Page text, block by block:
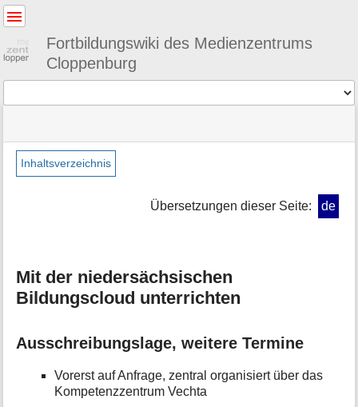
Fortbildungswiki des Medienzentrums
Cloppenburg
befinden
sich
hier:
»
didaktik
»
Seiten-
Werkzeuge
f
o
r
a
Inhaltsverzeichnis
Übersetzungen dieser Seite: de
Mit der niedersächsischen
Bildungscloud unterrichten
Ausschreibungslage, weitere Termine
Vorerst auf Anfrage, zentral organisiert über das
Kompetenzzentrum Vechta